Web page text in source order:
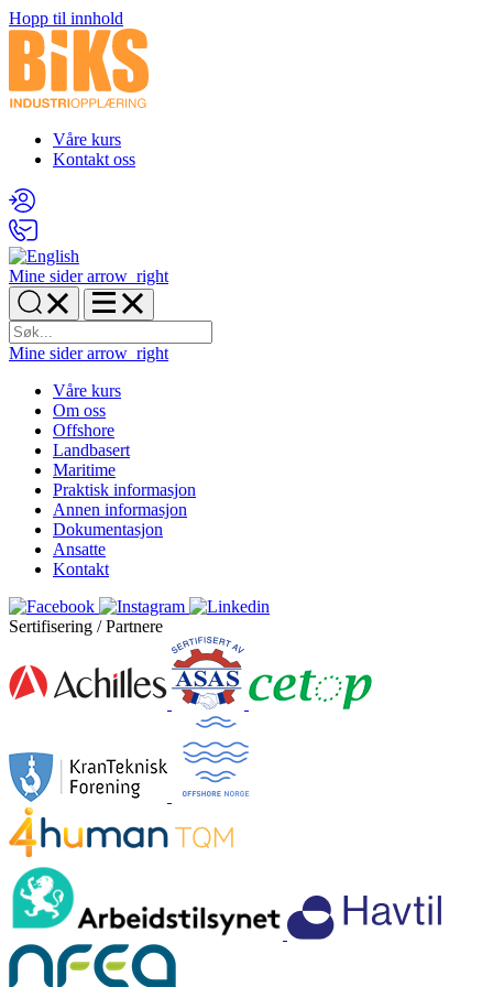
Hopp til innhold
Våre kurs
Kontakt oss
Mine sider arrow_right
Mine sider arrow_right
Våre kurs
Om oss
Offshore
Landbasert
Maritime
Praktisk informasjon
Annen informasjon
Dokumentasjon
Ansatte
Kontakt
Sertifisering / Partnere